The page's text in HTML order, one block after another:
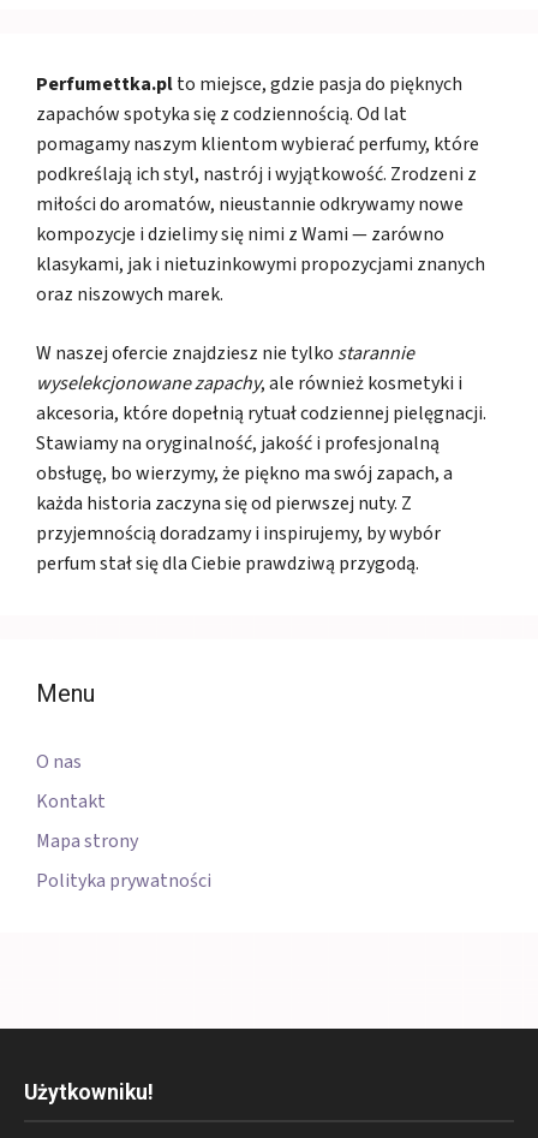
Perfumettka.plto miejsce, gdzie pasja do pięknych
zapachów spotyka się z codziennością. Od lat
pomagamy naszym klientom wybierać perfumy, które
podkreślają ich styl, nastrój i wyjątkowość. Zrodzeni z
miłości do aromatów, nieustannie odkrywamy nowe
kompozycje i dzielimy się nimi z Wami — zarówno
klasykami, jak i nietuzinkowymi propozycjami znanych
oraz niszowych marek.
W naszej ofercie znajdziesz nie tylko starannie
wyselekcjonowane zapachy, ale również kosmetyki i
akcesoria, które dopełnią rytuał codziennej pielęgnacji.
Stawiamy na oryginalność, jakość i profesjonalną
obsługę, bo wierzymy, że piękno ma swój zapach, a
każda historia zaczyna się od pierwszej nuty. Z
przyjemnością doradzamy i inspirujemy, by wybór
perfum stał się dla Ciebie prawdziwą przygodą.
Menu
O nas
Kontakt
Mapa strony
Polityka prywatności
Użytkowniku!